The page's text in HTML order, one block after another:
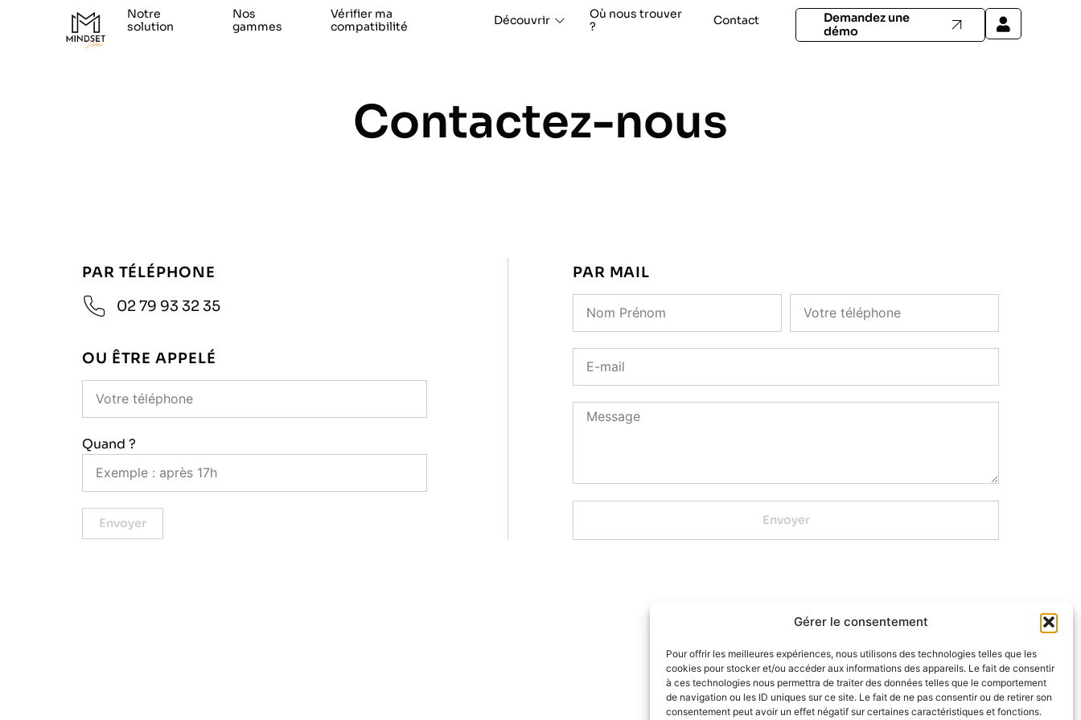
Gérer le consentement
Pour offrir les meilleures expériences, nous utilisons des technologies telles que les
cookies pour stocker et/ou accéder aux informations des appareils. Le fait de consentir
à ces technologies nous permettra de traiter des données telles que le comportement
de navigation ou les ID uniques sur ce site. Le fait de ne pas consentir ou de retirer son
consentement peut avoir un effet négatif sur certaines caractéristiques et fonctions.
Notre
solution
Nos
gammes
Vérifier ma
compatibilité
Découvrir
Où nous trouver
?
Contact
Demandez une
démo
Contactez-nous
PAR TÉLÉPHONE
02 79 93 32 35
OU ÊTRE APPELÉ
Quand ?
Envoyer
PAR MAIL
Envoyer